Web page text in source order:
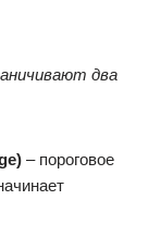
два
– пороговое